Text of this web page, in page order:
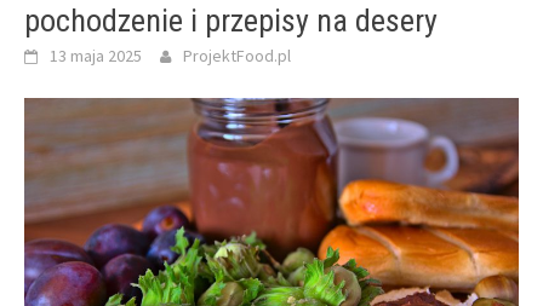
pochodzenie i przepisy na desery
13 maja 2025 ProjektFood.pl